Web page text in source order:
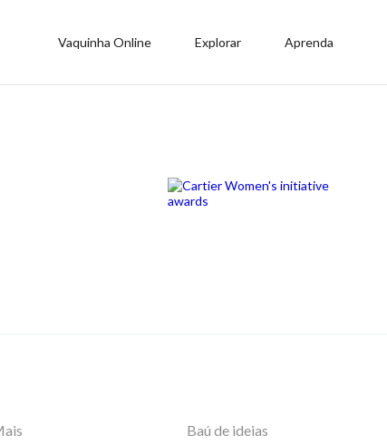
Vaquinha Online Explorar Aprenda
Baú de ideias